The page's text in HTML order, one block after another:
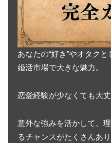
あなたの“好き”やオタク
婚活市場で大きな魅力。
恋愛経験が少なくても大丈
意外な強みを活かして、
るチャンスがたくさんあり